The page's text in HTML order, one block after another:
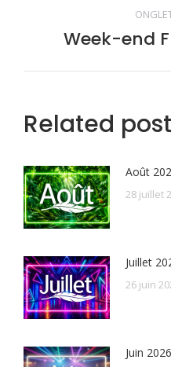
Week-end
Related
Août
28 juillet
Juillet
26 juin
Juin 2026